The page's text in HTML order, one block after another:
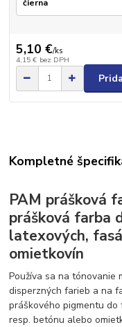
5,10 €/ks
4,15 € bez DPH
Kompletné
PAM prášková
prášková farba
latexových,
omietkovín
Používa sa na tónovanie
disperzných farieb a na
práškového pigmentu
resp. betónu alebo